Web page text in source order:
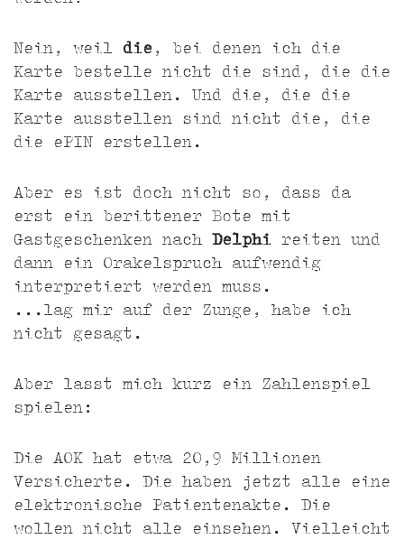
Nein, weil die , bei denen ich die
Karte bestelle nicht die sind, die die
Karte ausstellen. Und die, die die
Karte ausstellen sind nicht die, die
die ePIN erstellen.
Aber es ist doch nicht so, dass da
erst ein berittener Bote mit
Gastgeschenken nach Delphi reiten und
dann ein Orakelspruch aufwendig
interpretiert werden muss.
...lag mir auf der Zunge, habe ich
nicht gesagt.
Aber lasst mich kurz ein Zahlenspiel
spielen:
Die AOK hat etwa 20,9 Millionen
Versicherte. Die haben jetzt alle eine
elektronische Patientenakte. Die
wollen nicht alle einsehen. Vielleicht